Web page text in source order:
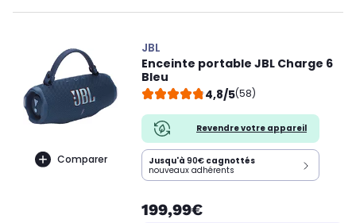
Comparer
JBL
Enceinte portable JBL Charge 6
Bleu
4,8/5(58)
Revendre votre appareil
Jusqu'à 90€ cagnottés
nouveaux adhérents
199,99€